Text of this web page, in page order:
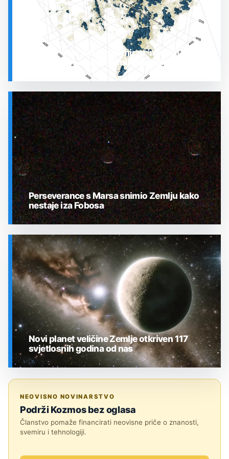
SVEMIR
Prostor oko Sunca nije miran: nova 3D karta
otkrila plin koji stalno mijenja stanje
SVEMIR
Perseverance s Marsa snimio Zemlju kako
nestaje iza Fobosa
Novi planet veličine Zemlje otkriven 117
svjetlosnih godina od nas
NEOVISNO NOVINARSTVO
Podrži Kozmos bez oglasa
Članstvo pomaže financirati neovisne priče o znanosti,
svemiru i tehnologiji.